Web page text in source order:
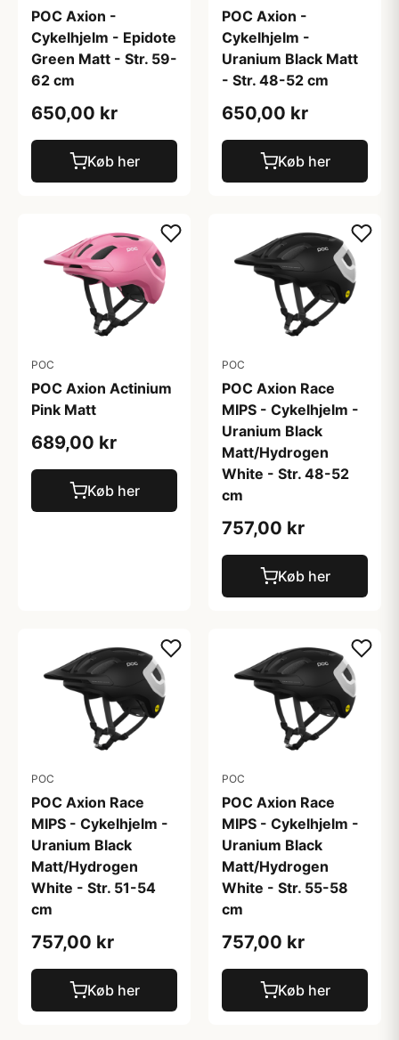
POC Axion -
Cykelhjelm - Epidote
Green Matt - Str. 59-
62 cm
650,00 kr
Køb her
POC Axion -
Cykelhjelm -
Uranium Black Matt
- Str. 48-52 cm
650,00 kr
Køb her
POC
POC Axion Actinium
Pink Matt
689,00 kr
Køb her
POC
POC Axion Race
MIPS - Cykelhjelm -
Uranium Black
Matt/Hydrogen
White - Str. 48-52
cm
757,00 kr
Køb her
POC
POC Axion Race
MIPS - Cykelhjelm -
Uranium Black
Matt/Hydrogen
White - Str. 51-54
cm
757,00 kr
Køb her
POC
POC Axion Race
MIPS - Cykelhjelm -
Uranium Black
Matt/Hydrogen
White - Str. 55-58
cm
757,00 kr
Køb her